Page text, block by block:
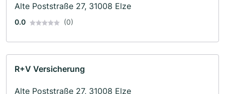
Alte Poststraße 27, 31008 Elze
0.0 (0)
R+V Versicherung
Alte Poststraße 27, 31008 Elze